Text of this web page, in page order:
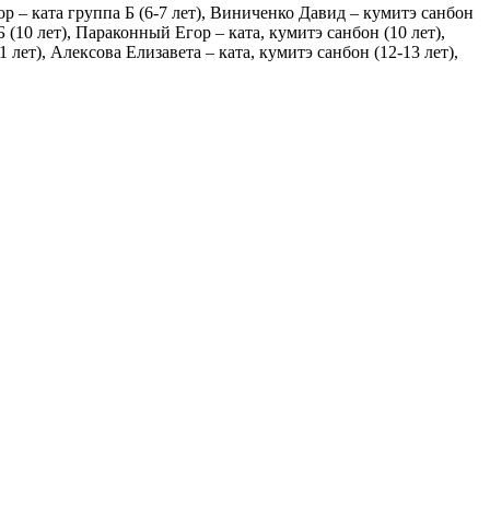
ката группа Б (6-7 лет), Виниченко Давид – кумитэ санбон
лет), Параконный Егор – ката, кумитэ санбон (10 лет),
Алексова Елизавета – ката, кумитэ санбон (12-13 лет),